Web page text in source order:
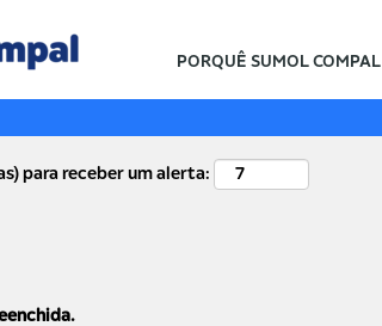
PORQUÊ SUMOL COMPAL
para receber um alerta: